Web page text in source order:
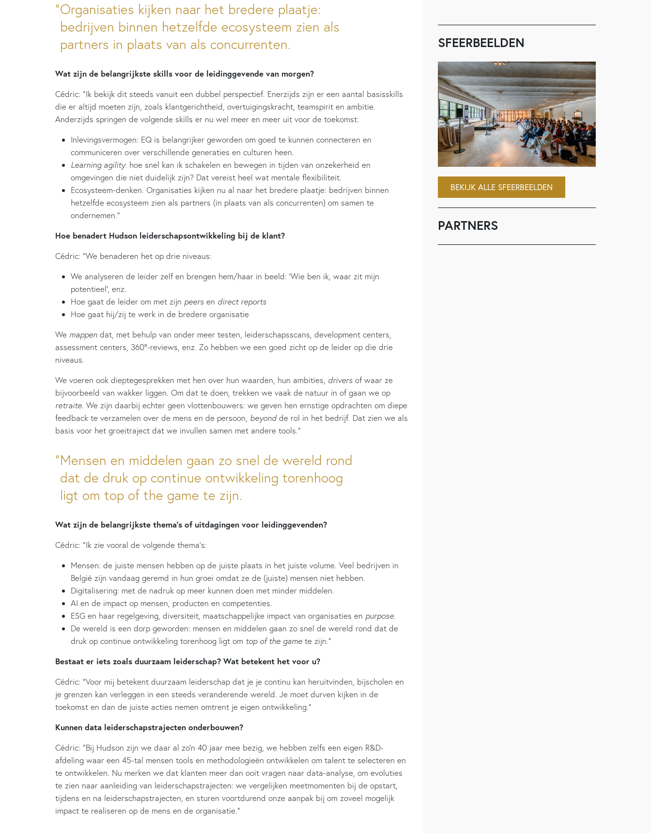
Organisaties kijken naar het bredere plaatje:
bedrijven binnen hetzelfde ecosysteem zien als
partners in plaats van als concurrenten.
Wat zijn de belangrijkste skills voor de leidinggevende van morgen?
Cédric: “Ik bekijk dit steeds vanuit een dubbel perspectief. Enerzijds zijn er een aantal basisskills
die er altijd moeten zijn, zoals klantgerichtheid, overtuigingskracht, teamspirit en ambitie.
Anderzijds springen de volgende skills er nu wel meer en meer uit voor de toekomst:
Inlevingsvermogen: EQ is belangrijker geworden om goed te kunnen connecteren en
communiceren over verschillende generaties en culturen heen.
Learning agility: hoe snel kan ik schakelen en bewegen in tijden van onzekerheid en
omgevingen die niet duidelijk zijn? Dat vereist heel wat mentale flexibiliteit.
Ecosysteem-denken. Organisaties kijken nu al naar het bredere plaatje: bedrijven binnen
hetzelfde ecosysteem zien als partners (in plaats van als concurrenten) om samen te
ondernemen.”
Hoe benadert Hudson leiderschapsontwikkeling bij de klant?
Cédric: “We benaderen het op drie niveaus:
We analyseren de leider zelf en brengen hem/haar in beeld: ‘Wie ben ik, waar zit mijn
potentieel’, enz.
Hoe gaat de leider om met zijn peers en direct reports
Hoe gaat hij/zij te werk in de bredere organisatie
We mappen dat, met behulp van onder meer testen, leiderschapsscans, development centers,
assessment centers, 360°-reviews, enz. Zo hebben we een goed zicht op de leider op die drie
niveaus.
We voeren ook dieptegesprekken met hen over hun waarden, hun ambities, drivers of waar ze
bijvoorbeeld van wakker liggen. Om dat te doen, trekken we vaak de natuur in of gaan we op
retraite. We zijn daarbij echter geen vlottenbouwers: we geven hen ernstige opdrachten om diepe
feedback te verzamelen over de mens en de persoon, beyondde rol in het bedrijf. Dat zien we als
basis voor het groeitraject dat we invullen samen met andere tools.”
Mensen en middelen gaan zo snel de wereld rond
dat de druk op continue ontwikkeling torenhoog
ligt om top of the game te zijn.
Wat zijn de belangrijkste thema’s of uitdagingen voor leidinggevenden?
Cédric: “Ik zie vooral de volgende thema’s:
Mensen: de juiste mensen hebben op de juiste plaats in het juiste volume. Veel bedrijven in
België zijn vandaag geremd in hun groei omdat ze de (juiste) mensen niet hebben.
Digitalisering: met de nadruk op meer kunnen doen met minder middelen.
AI en de impact op mensen, producten en competenties.
ESG en haar regelgeving, diversiteit, maatschappelijke impact van organisaties en purpose.
De wereld is een dorp geworden: mensen en middelen gaan zo snel de wereld rond dat de
druk op continue ontwikkeling torenhoog ligt om top of the game te zijn.”
Bestaat er iets zoals duurzaam leiderschap? Wat betekent het voor u?
Cédric: “Voor mij betekent duurzaam leiderschap dat je je continu kan heruitvinden, bijscholen en
je grenzen kan verleggen in een steeds veranderende wereld. Je moet durven kijken in de
toekomst en dan de juiste acties nemen omtrent je eigen ontwikkeling.”
Kunnen data leiderschapstrajecten onderbouwen?
Cédric: “Bij Hudson zijn we daar al zo’n 40 jaar mee bezig, we hebben zelfs een eigen R&D-
afdeling waar een 45-tal mensen tools en methodologieën ontwikkelen om talent te selecteren en
te ontwikkelen. Nu merken we dat klanten meer dan ooit vragen naar data-analyse, om evoluties
te zien naar aanleiding van leiderschapstrajecten: we vergelijken meetmomenten bij de opstart,
tijdens en na leiderschapstrajecten, en sturen voortdurend onze aanpak bij om zoveel mogelijk
impact te realiseren op de mens en de organisatie.”
SFEERBEELDEN
BEKIJK ALLE SFEERBEELDEN
PARTNERS